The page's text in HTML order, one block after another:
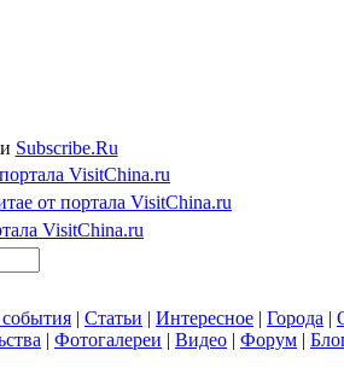
Subscribe.Ru
VisitChina.ru
от портала VisitChina.ru
VisitChina.ru
| Статьи | Интересное | Города |
| Фотогалереи | Видео | Форум |